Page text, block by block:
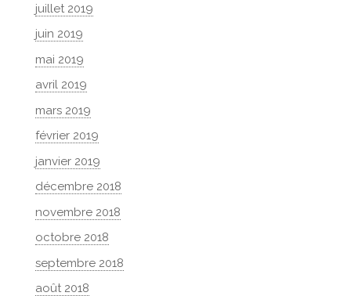
juillet 2019
juin 2019
mai 2019
avril 2019
mars 2019
février 2019
janvier 2019
décembre 2018
novembre 2018
octobre 2018
septembre 2018
août 2018